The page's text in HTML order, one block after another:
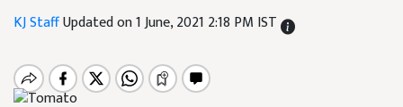
KJ StaffUpdated on 1 June, 2021 2:18 PM IST